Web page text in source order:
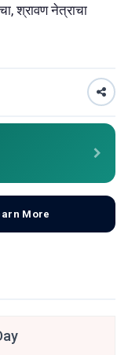
श्रावण नेत्राचा
More